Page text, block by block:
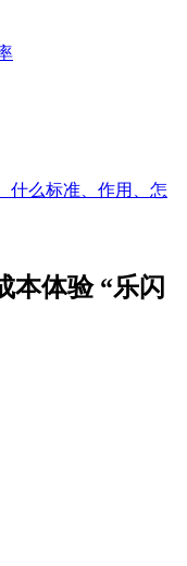
什么标准、作用、怎
本体验 “乐闪